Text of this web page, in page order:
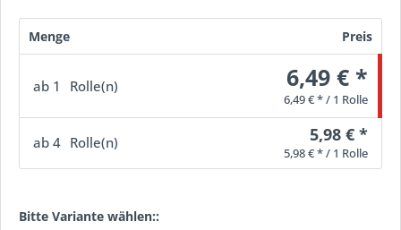
Menge Preis
ab 1 Rolle(n) 6,49 € *
6,49 € * / 1 Rolle
ab 4 Rolle(n) 5,98 € *
5,98 € * / 1 Rolle
Bitte Variante wählen::